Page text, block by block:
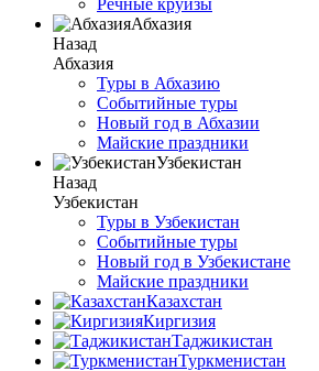
Речные круизы
Абхазия
Назад
Абхазия
Туры в Абхазию
Событийные туры
Новый год в Абхазии
Майские праздники
Узбекистан
Назад
Узбекистан
Туры в Узбекистан
Событийные туры
Новый год в Узбекистане
Майские праздники
Казахстан
Киргизия
Таджикистан
Туркменистан